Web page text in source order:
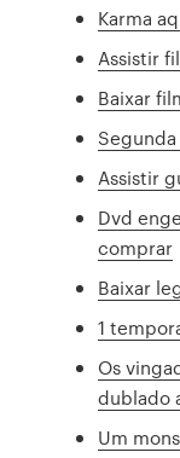
Karma
Assistir
Baixar
Assistir
Dvd
comprar
Baixar
1
Os
dublado
Um